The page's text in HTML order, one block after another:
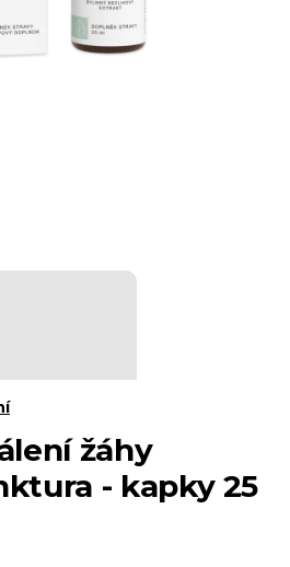
žáhy
- kapky 25